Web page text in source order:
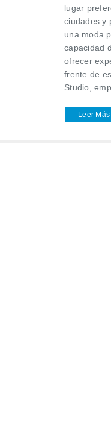
lugar
ciudades y
una moda
capacidad
ofrecer
frente de
Studio,
Leer Más